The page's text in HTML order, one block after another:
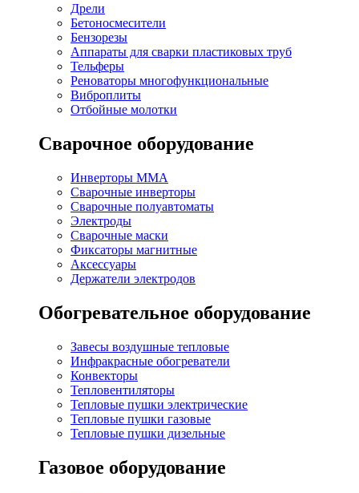
Дрели
Бетоносмесители
Бензорезы
Аппараты для сварки пластиковых труб
Тельферы
Реноваторы многофункциональные
Виброплиты
Отбойные молотки
Сварочное оборудование
Инверторы MMA
Сварочные инверторы
Сварочные полуавтоматы
Электроды
Сварочные маски
Фиксаторы магнитные
Аксессуары
Держатели электродов
Обогревательное оборудование
Завесы воздушные тепловые
Инфракрасные обогреватели
Конвекторы
Тепловентиляторы
Тепловые пушки электрические
Тепловые пушки газовые
Тепловые пушки дизельные
Газовое оборудование